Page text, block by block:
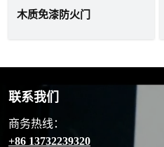
木质免漆防火门
联系我们
商务热线：
+86 13732239320